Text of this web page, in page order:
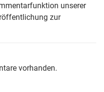
unserer
zur
vorhanden.